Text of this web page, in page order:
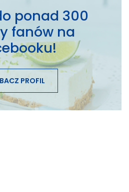
ponad 300
fanów na
PROFIL